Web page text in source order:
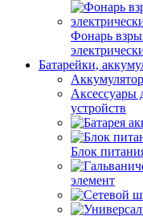
Фонарь
Батарейки,
Аксессуары
устройств
Блок
элемент